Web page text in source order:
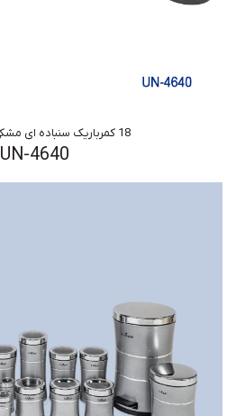
18 کمرباریک سنباده ای مشکی درب استیل
UN-4640